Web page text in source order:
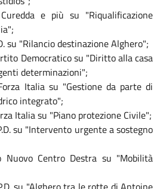
e più su "Riqualificazione
su "Rilancio destinazione Alghero";
Democratico su "Diritto alla casa
determinazioni";
Italia su "Gestione da parte di
integrato";
Italia su "Piano protezione Civile";
su "Intervento urgente a sostegno
Nuovo Centro Destra su "Mobilità